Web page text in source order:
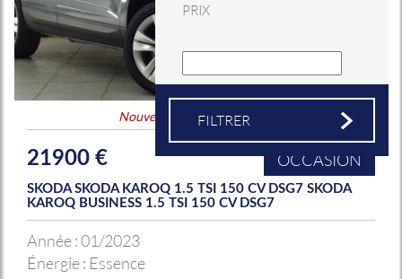
PRIX
Nouveauté Coup de coeur
21900 € OCCASION
SKODA SKODA KAROQ 1.5 TSI 150 CV DSG7 SKODA
KAROQ BUSINESS 1.5 TSI 150 CV DSG7
Année :01/2023
Énergie : Essence